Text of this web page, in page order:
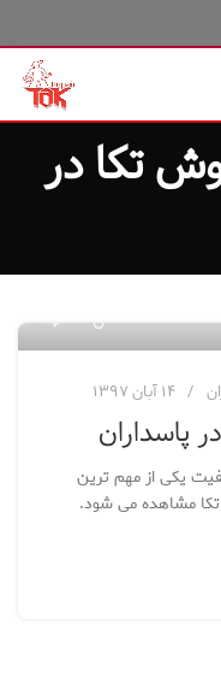
تکا در
۱۴ آبان ۱۳۹۷
پاسداران
یکی از مهم ترین
مشاهده می شود.